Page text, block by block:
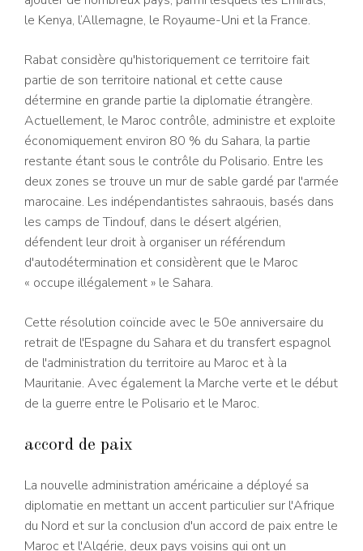
le Kenya, l’Allemagne, le Royaume-Uni et la France.
Rabat considère qu'historiquement ce territoire fait
partie de son territoire national et cette cause
détermine en grande partie la diplomatie étrangère.
Actuellement, le Maroc contrôle, administre et exploite
économiquement environ 80 % du Sahara, la partie
restante étant sous le contrôle du Polisario. Entre les
deux zones se trouve un mur de sable gardé par l'armée
marocaine. Les indépendantistes sahraouis, basés dans
les camps de Tindouf, dans le désert algérien,
défendent leur droit à organiser un référendum
d'autodétermination et considèrent que le Maroc
« occupe illégalement » le Sahara.
Cette résolution coïncide avec le 50e anniversaire du
retrait de l'Espagne du Sahara et du transfert espagnol
de l'administration du territoire au Maroc et à la
Mauritanie. Avec également la Marche verte et le début
de la guerre entre le Polisario et le Maroc.
accord de paix
La nouvelle administration américaine a déployé sa
diplomatie en mettant un accent particulier sur l'Afrique
du Nord et sur la conclusion d'un accord de paix entre le
Maroc et l'Algérie, deux pays voisins qui ont un